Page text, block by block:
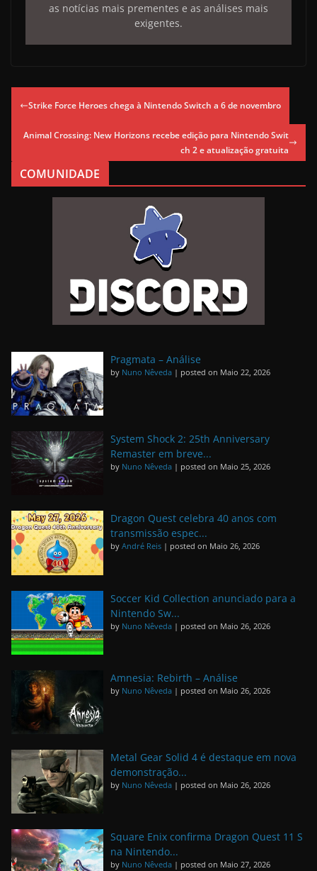
as notícias mais prementes e as análises mais
exigentes.
Strike Force Heroes chega à Nintendo Switch a 6 de novembro
Animal Crossing: New Horizons recebe edição para Nintendo Swit
ch 2 e atualização gratuita
COMUNIDADE
Pragmata – Análise
by Nuno Nêveda | posted on Maio 22, 2026
System Shock 2: 25th Anniversary
Remaster em breve...
by Nuno Nêveda | posted on Maio 25, 2026
Dragon Quest celebra 40 anos com
transmissão espec...
by André Reis | posted on Maio 26, 2026
Soccer Kid Collection anunciado para a
Nintendo Sw...
by Nuno Nêveda | posted on Maio 26, 2026
Amnesia: Rebirth – Análise
by Nuno Nêveda | posted on Maio 26, 2026
Metal Gear Solid 4 é destaque em nova
demonstração...
by Nuno Nêveda | posted on Maio 26, 2026
Square Enix confirma Dragon Quest 11 S
na Nintendo...
by Nuno Nêveda | posted on Maio 27, 2026